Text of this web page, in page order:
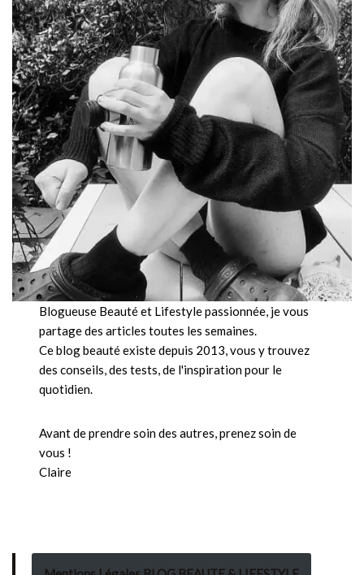
Blogueuse Beauté et Lifestyle passionnée, je vous
partage des articles toutes les semaines.
Ce blog beauté existe depuis 2013, vous y trouvez
des conseils, des tests, de l'inspiration pour le
quotidien.
Avant de prendre soin des autres, prenez soin de
vous !
Claire